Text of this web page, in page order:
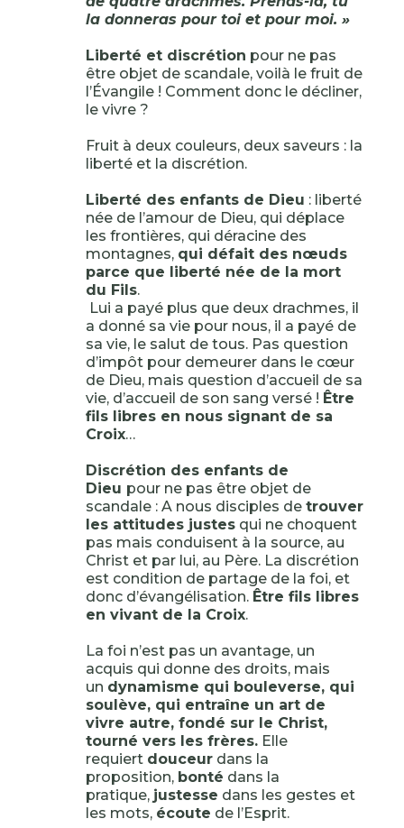
la donneras pour toi et pour moi. »
Liberté et discrétion pour ne pas
être objet de scandale, voilà le fruit de
l’Évangile ! Comment donc le décliner,
le vivre ?
Fruit à deux couleurs, deux saveurs : la
liberté et la discrétion.
Liberté des enfants de Dieu : liberté
née de l’amour de Dieu, qui déplace
les frontières, qui déracine des
montagnes, qui défait des nœuds
parce que liberté née de la mort
du Fils.
Lui a payé plus que deux drachmes, il
a donné sa vie pour nous, il a payé de
sa vie, le salut de tous. Pas question
d’impôt pour demeurer dans le cœur
de Dieu, mais question d’accueil de sa
vie, d’accueil de son sang versé ! Être
fils libres en nous signant de sa
Croix…
Discrétion des enfants de
Dieu pour ne pas être objet de
scandale : A nous disciples de trouver
les attitudes justesqui ne choquent
pas mais conduisent à la source, au
Christ et par lui, au Père. La discrétion
est condition de partage de la foi, et
donc d’évangélisation. Être fils libres
en vivant de la Croix.
La foi n’est pas un avantage, un
acquis qui donne des droits, mais
un dynamisme qui bouleverse, qui
soulève, qui entraîne un art de
vivre autre, fondé sur le Christ,
tourné vers les frères.Elle
requiert douceurdans la
proposition, bonté dans la
pratique, justesse dans les gestes et
les mots, écoute de l’Esprit.